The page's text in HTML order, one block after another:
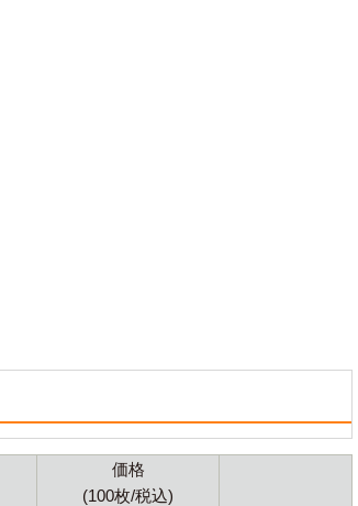
価格
(100枚/税込)